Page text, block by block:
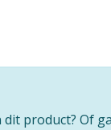
product? Of